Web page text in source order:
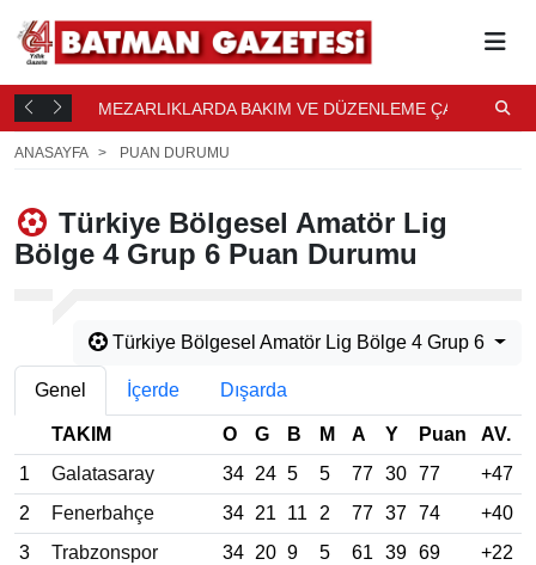
MEZARLIKLARDA BAKIM VE DÜZENLEME ÇALIŞMASI
ANASAYFA
PUAN DURUMU
Türkiye Bölgesel Amatör Lig
Bölge 4 Grup 6 Puan Durumu
Türkiye Bölgesel Amatör Lig Bölge 4 Grup 6
Genel İçerde Dışarda
TAKIM O G B M A Y Puan
AV.
1
Galatasaray 34 24 5 5 77 30 77
+47
2
Fenerbahçe 34 21 11 2 77 37 74
+40
3
Trabzonspor 34 20 9 5 61 39 69
+22